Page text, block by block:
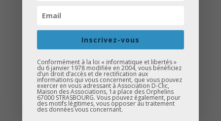
Bas-Rhin
Plus de 3 900 jeunes
accompagnés(toutes actions
confondues)
Haut-Rhin
Inscrivez-vous
Conformément à la loi « informatique et libertés »
du 6 janvier 1978 modifiée en 2004, vous bénéficiez
d’un droit d’accès et de rectification aux
informations qui vous concernent, que vous pouvez
exercer en vous adressant à Association D-Clic,
Maison des Associations, 1a place des Orphelins
67000 STRASBOURG. Vous pouvez également, pour
des motifs légitimes, vous opposer au traitement
des données vous concernant.